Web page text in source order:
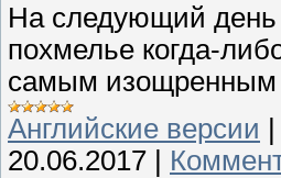
На следующий день
похмелье когда-
самым
Английские версии |
20.06.2017 |